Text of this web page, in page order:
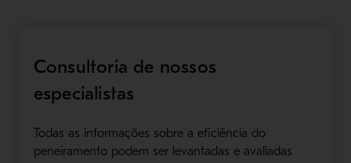
Consultoria de nossos
especialistas
Todas as informações sobre a eficiência do
peneiramento podem ser levantadas e avaliadas